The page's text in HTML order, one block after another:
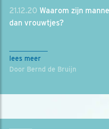
21.12.20 Waarom zijn
dan vrouwtjes?
lees meer
Door Bernd de Bruijn